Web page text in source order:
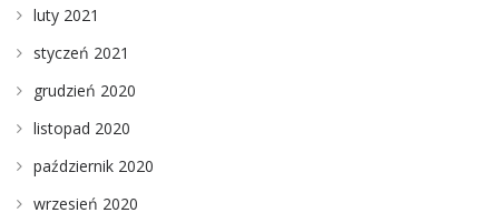
luty 2021
styczeń 2021
grudzień 2020
listopad 2020
październik 2020
wrzesień 2020